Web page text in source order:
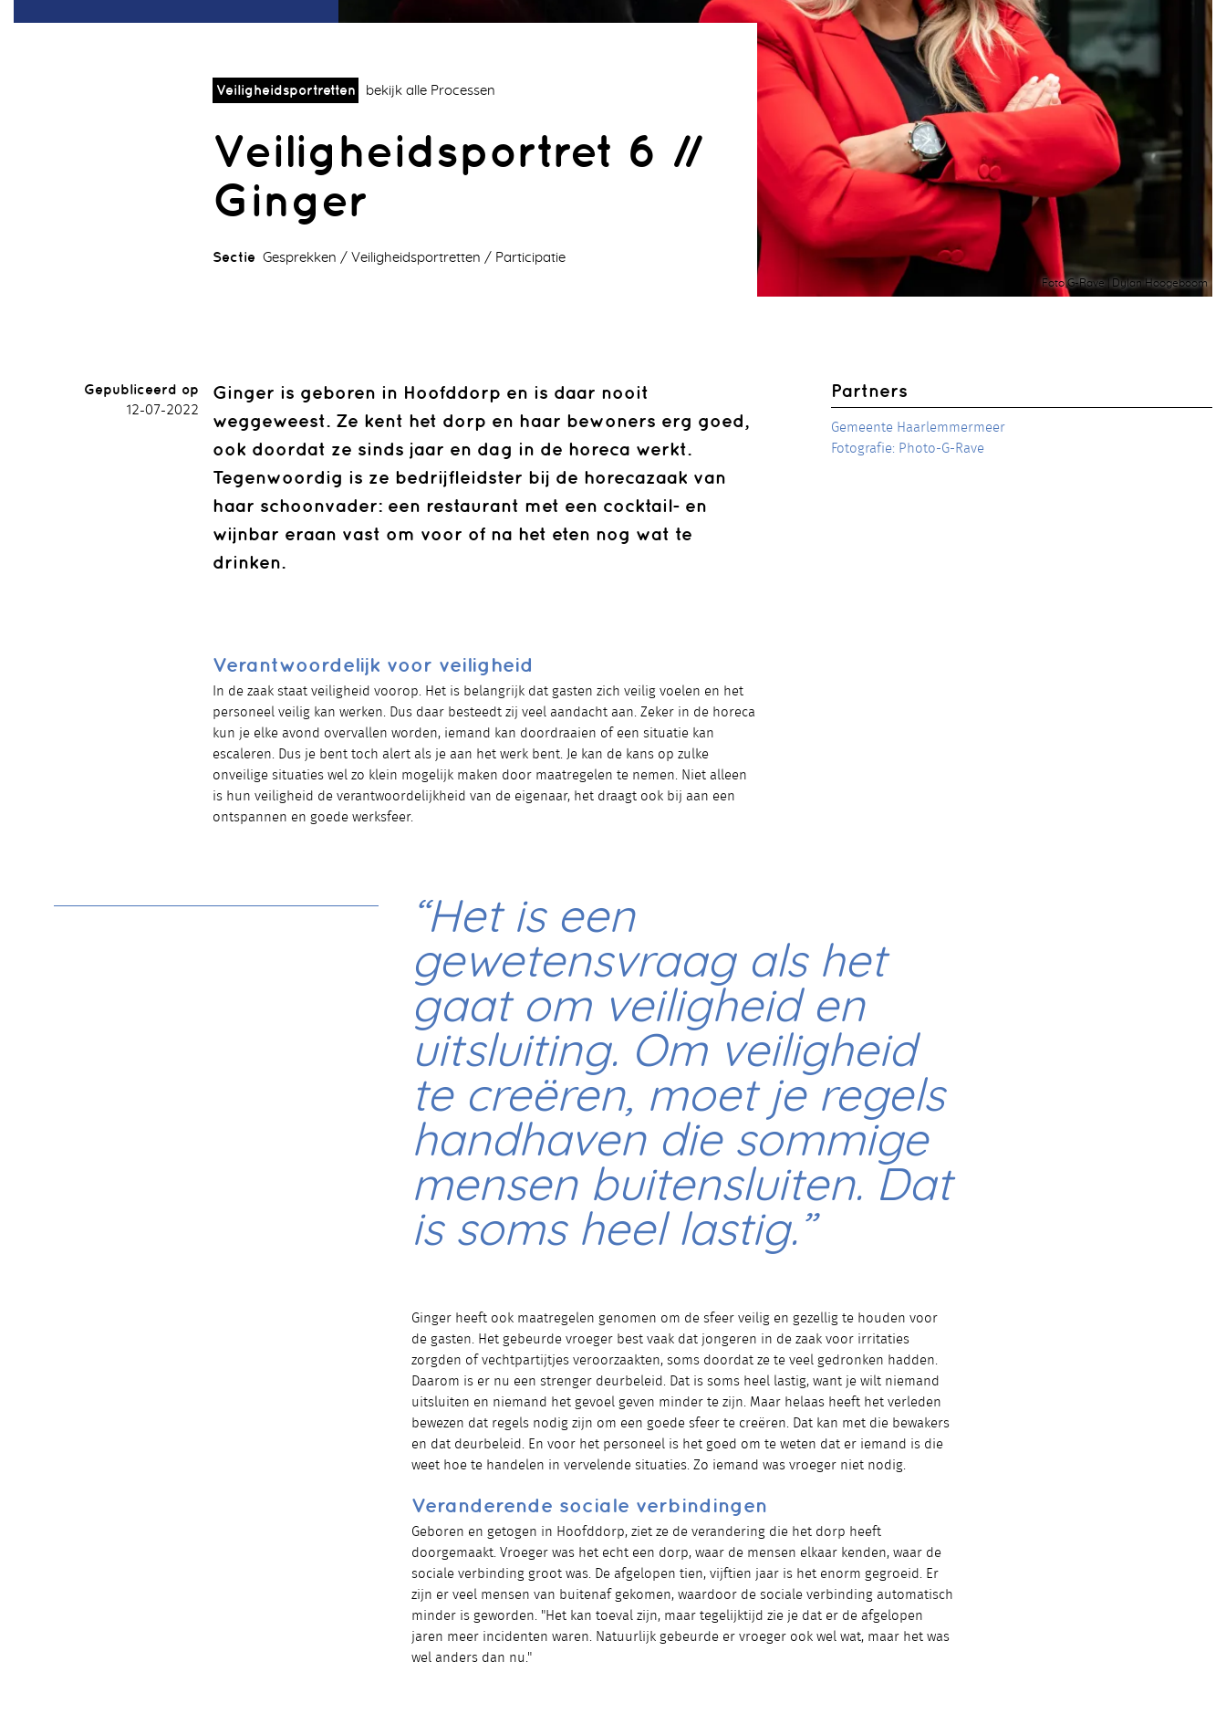
Foto G-Rave | Dylan Hoogeboom
Veiligheidsportretten bekijk alle Processen
Veiligheidsportret 6 //
Ginger
Sectie Gesprekken Veiligheidsportretten Participatie
Gepubliceerd op
12-07-2022
Partners
Gemeente Haarlemmermeer
Fotografie: Photo-G-Rave
Ginger is geboren in Hoofddorp en is daar nooit
weggeweest. Ze kent het dorp en haar bewoners erg goed,
ook doordat ze sinds jaar en dag in de horeca werkt.
Tegenwoordig is ze bedrijfleidster bij de horecazaak van
haar schoonvader: een restaurant met een cocktail- en
wijnbar eraan vast om voor of na het eten nog wat te
drinken.
Verantwoordelijk voor veiligheid
In de zaak staat veiligheid voorop. Het is belangrijk dat gasten zich veilig voelen en het
personeel veilig kan werken. Dus daar besteedt zij veel aandacht aan. Zeker in de horeca
kun je elke avond overvallen worden, iemand kan doordraaien of een situatie kan
escaleren. Dus je bent toch alert als je aan het werk bent. Je kan de kans op zulke
onveilige situaties wel zo klein mogelijk maken door maatregelen te nemen. Niet alleen
is hun veiligheid de verantwoordelijkheid van de eigenaar, het draagt ook bij aan een
ontspannen en goede werksfeer.
“Het is een
gewetensvraag als het
gaat om veiligheid en
uitsluiting. Om veiligheid
te creëren, moet je regels
handhaven die sommige
mensen buitensluiten. Dat
is soms heel lastig.”
Ginger heeft ook maatregelen genomen om de sfeer veilig en gezellig te houden voor
de gasten. Het gebeurde vroeger best vaak dat jongeren in de zaak voor irritaties
zorgden of vechtpartijtjes veroorzaakten, soms doordat ze te veel gedronken hadden.
Daarom is er nu een strenger deurbeleid. Dat is soms heel lastig, want je wilt niemand
uitsluiten en niemand het gevoel geven minder te zijn. Maar helaas heeft het verleden
bewezen dat regels nodig zijn om een goede sfeer te creëren. Dat kan met die bewakers
en dat deurbeleid. En voor het personeel is het goed om te weten dat er iemand is die
weet hoe te handelen in vervelende situaties. Zo iemand was vroeger niet nodig.
Veranderende sociale verbindingen
Geboren en getogen in Hoofddorp, ziet ze de verandering die het dorp heeft
doorgemaakt. Vroeger was het echt een dorp, waar de mensen elkaar kenden, waar de
sociale verbinding groot was. De afgelopen tien, vijftien jaar is het enorm gegroeid. Er
zijn er veel mensen van buitenaf gekomen, waardoor de sociale verbinding automatisch
minder is geworden. "Het kan toeval zijn, maar tegelijktijd zie je dat er de afgelopen
jaren meer incidenten waren. Natuurlijk gebeurde er vroeger ook wel wat, maar het was
wel anders dan nu."